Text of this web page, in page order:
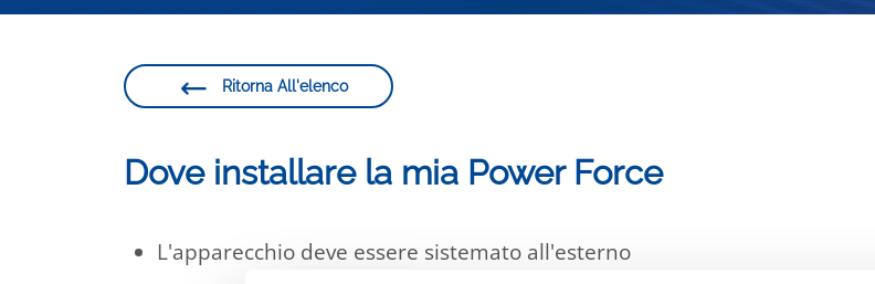
Ritorna All'elenco
Dove installare la mia Power Force
L'apparecchio deve essere sistemato all'esterno